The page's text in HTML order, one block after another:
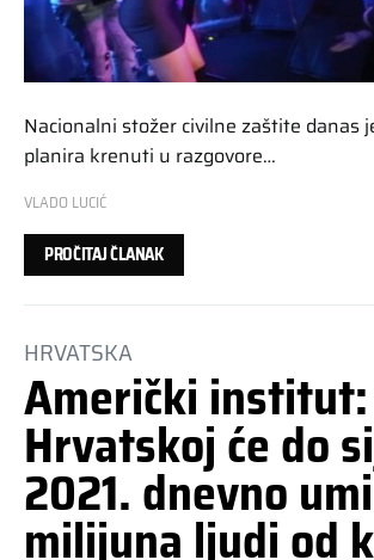
Nacionalni stožer civilne zaštite danas
planira krenuti u razgovore…
VLADO LUCIĆ
PROČITAJ ČLANAK
HRVATSKA
Američki institut:
Hrvatskoj će do
2021. dnevno
milijuna ljudi od